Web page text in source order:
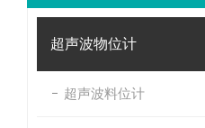
超声波物位计
超声波料位计